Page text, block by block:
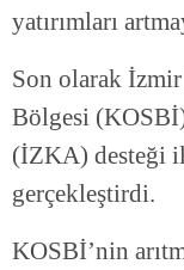
yatırımları
Son olarak
Bölgesi
(İZKA) desteği
gerçekleştirdi.
KOSBİ’nin